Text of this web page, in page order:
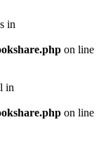
in
on line
in
on line